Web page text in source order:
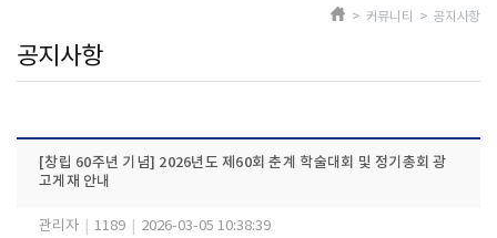
공지사항
> 커뮤니티 > 공지사항
[창립 60주년 기념] 2026년도 제60회 춘계 학술대회 및 정기총회 광
고게재 안내
관리자 1189 2026-03-05 10:38:39